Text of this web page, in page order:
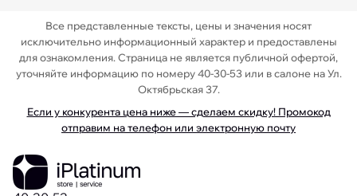
Все представленные тексты, цены и значения носят
исключительно информационный характер и предоставлены
для ознакомления. Страница не является публичной офертой,
уточняйте информацию по номеру 40-30-53 или в салоне на Ул.
Октябрьская 37.
Если у конкурента цена ниже — сделаем скидку! Промокод
отправим на телефон или электронную почту